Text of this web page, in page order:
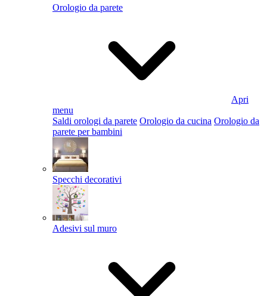
Orologio da parete
Apri
menu
Saldi orologi da parete Orologio da cucina Orologio da
parete per bambini
Specchi decorativi
Adesivi sul muro